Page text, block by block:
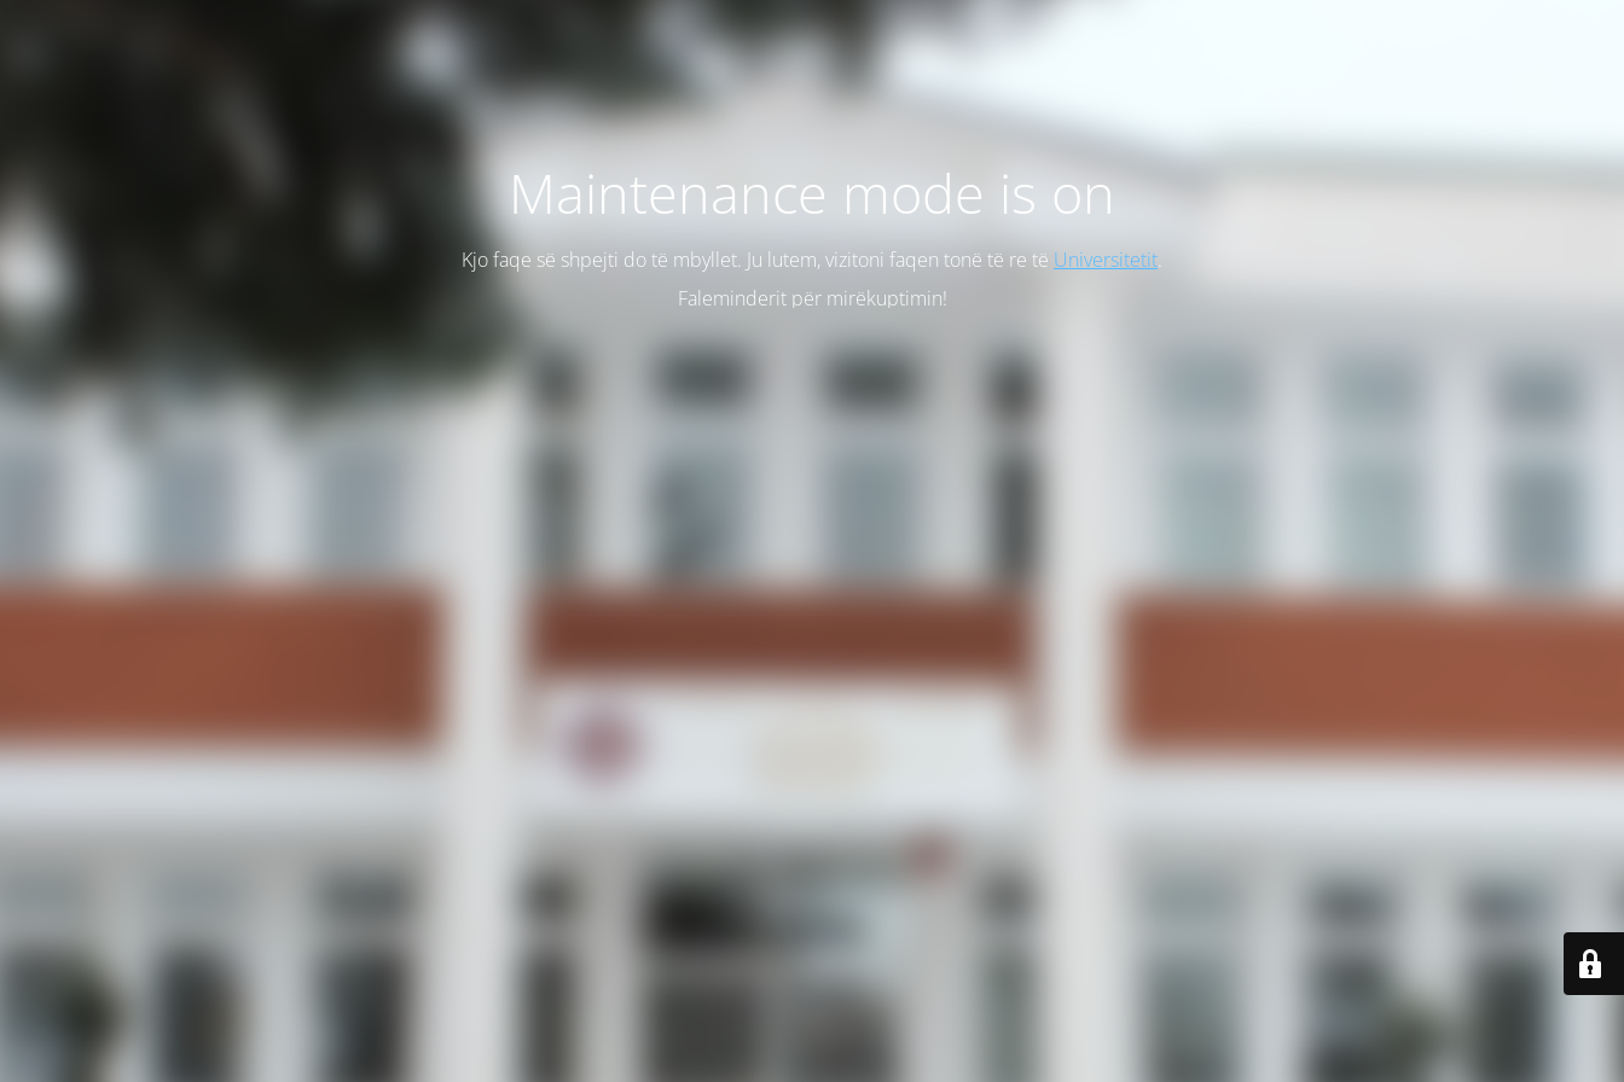
Maintenance mode is on
Kjo faqe së shpejti do të mbyllet. Ju lutem, vizitoni faqen tonë të re të Universitetit.
Faleminderit për mirëkuptimin!